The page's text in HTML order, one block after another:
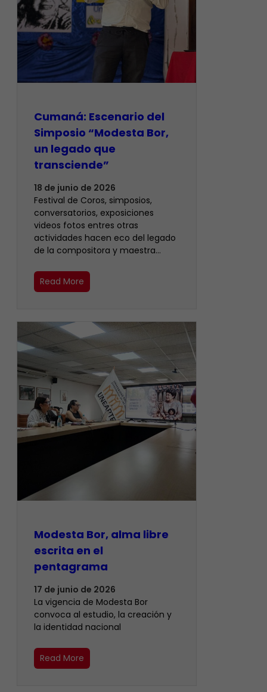
Cumaná: Escenario del
Simposio “Modesta Bor,
un legado que
transciende”
18 de junio de 2026
Festival de Coros, simposios,
conversatorios, exposiciones
videos fotos entres otras
actividades hacen eco del legado
de la compositora y maestra…
Read More
Modesta Bor, alma libre
escrita en el
pentagrama
17 de junio de 2026
La vigencia de Modesta Bor
convoca al estudio, la creación y
la identidad nacional
Read More